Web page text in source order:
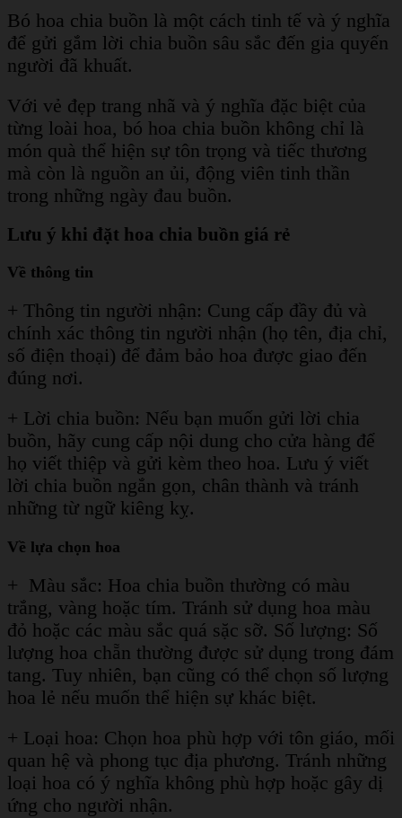
Bó hoa chia buồn là một cách tinh tế và ý nghĩa
để gửi gắm lời chia buồn sâu sắc đến gia quyến
người đã khuất.
Với vẻ đẹp trang nhã và ý nghĩa đặc biệt của
từng loài hoa, bó hoa chia buồn không chỉ là
món quà thể hiện sự tôn trọng và tiếc thương
mà còn là nguồn an ủi, động viên tinh thần
trong những ngày đau buồn.
Lưu ý khi đặt hoa chia buồn giá rẻ
Về thông tin
+ Thông tin người nhận: Cung cấp đầy đủ và
chính xác thông tin người nhận (họ tên, địa chỉ,
số điện thoại) để đảm bảo hoa được giao đến
đúng nơi.
+ Lời chia buồn: Nếu bạn muốn gửi lời chia
buồn, hãy cung cấp nội dung cho cửa hàng để
họ viết thiệp và gửi kèm theo hoa. Lưu ý viết
lời chia buồn ngắn gọn, chân thành và tránh
những từ ngữ kiêng kỵ.
Về lựa chọn hoa
+ Màu sắc: Hoa chia buồn thường có màu
trắng, vàng hoặc tím. Tránh sử dụng hoa màu
đỏ hoặc các màu sắc quá sặc sỡ. Số lượng: Số
lượng hoa chẵn thường được sử dụng trong đám
tang. Tuy nhiên, bạn cũng có thể chọn số lượng
hoa lẻ nếu muốn thể hiện sự khác biệt.
+ Loại hoa: Chọn hoa phù hợp với tôn giáo, mối
quan hệ và phong tục địa phương. Tránh những
loại hoa có ý nghĩa không phù hợp hoặc gây dị
ứng cho người nhận.